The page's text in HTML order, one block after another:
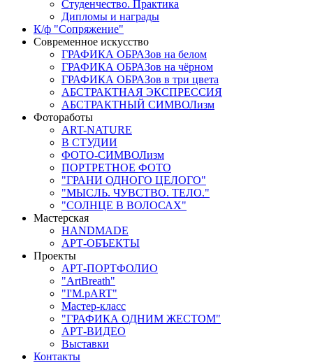
Студенчество. Практика
Дипломы и награды
К/ф "Сопряжение"
Современное искусство
ГРАФИКА ОБРАЗов на белом
ГРАФИКА ОБРАЗов на чёрном
ГРАФИКА ОБРАЗов в три цвета
АБСТРАКТНАЯ ЭКСПРЕССИЯ
АБСТРАКТНЫЙ СИМВОЛизм
Фотоработы
ART-NATURE
В СТУДИИ
ФОТО-СИМВОЛизм
ПОРТРЕТНОЕ ФОТО
"ГРАНИ ОДНОГО ЦЕЛОГО"
"МЫСЛЬ. ЧУВСТВО. ТЕЛО."
"СОЛНЦЕ В ВОЛОСАХ"
Мастерская
HANDMADE
АРТ-ОБЪЕКТЫ
Проекты
АРТ-ПОРТФОЛИО
"ArtBreath"
"I'M.pART"
Мастер-класс
"ГРАФИКА ОДНИМ ЖЕСТОМ"
АРТ-ВИДЕО
Выставки
Контакты